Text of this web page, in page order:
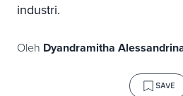
industri.
Oleh Dyandramitha
SAVE